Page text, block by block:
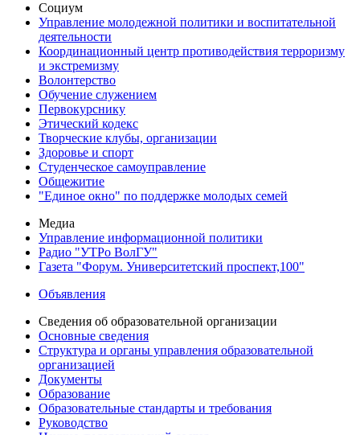
Социум
Управление молодежной политики и воспитательной
деятельности
Координационный центр противодействия терроризму
и экстремизму
Волонтерство
Обучение служением
Первокурснику
Этический кодекс
Творческие клубы, организации
Здоровье и спорт
Студенческое самоуправление
Общежитие
"Единое окно" по поддержке молодых семей
Медиа
Управление информационной политики
Радио "УТРо ВолГУ"
Газета "Форум. Университетский проспект,100"
Объявления
Сведения об образовательной организации
Основные сведения
Структура и органы управления образовательной
организацией
Документы
Образование
Образовательные стандарты и требования
Руководство